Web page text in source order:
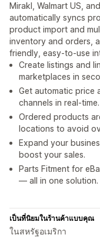
Mirakl, Walmart US,
automatically syncs
product import and
inventory and orders,
friendly, easy-to-use
Create listings and
marketplaces in
Get automatic price
channels in real-time.
Ordered products
locations to avoid
Expand your
boost your sales.
Parts Fitment for
— all in one solution.
เป็นที่นิยมในร้านค้าแบบคุณ
ในสหรัฐอเมริกา